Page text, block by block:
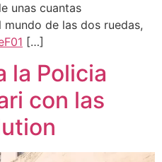
unas cuantas
de las dos ruedas,
[…]
la Policia
con las